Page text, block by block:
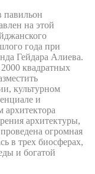
павильон
на этой
года при
Гейдара Алиева.
квадратных
культурном
и
архитектора
архитектуры,
огромная
в трех биосферах,
и богатой